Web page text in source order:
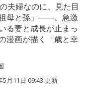
夫婦なのに、見た目
母と孫」――。急激
る妻と成長が止まっ
漫画が描く「歳と幸
5月11日 09:43 更新